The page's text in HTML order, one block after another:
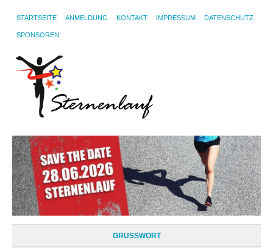
STARTSEITE ANMELDUNG KONTAKT IMPRESSUM DATENSCHUTZ
SPONSOREN
GRUSSWORT